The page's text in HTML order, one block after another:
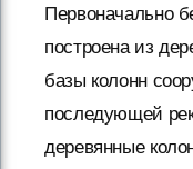
Первоначально
построена из
базы колонн
последующей
деревянные